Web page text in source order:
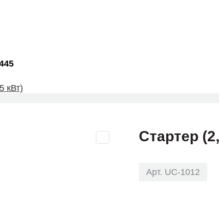
кВт)
Стартер
Арт. UC-1012